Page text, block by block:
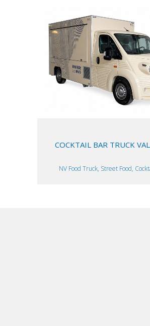
COCKTAIL BAR TRUCK
NV Food Truck, Street Food,